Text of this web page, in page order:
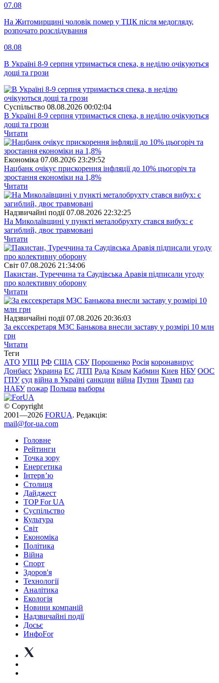
07.08
На Житомирщині чоловік помер у ТЦК після медогляду,
розпочато розслідування
08.08
В Україні 8-9 серпня утримається спека, в неділю очікуються
дощі та грози
Суспiльство 08.08.2026 00:02:04
В Україні 8-9 серпня утримається спека, в неділю очікуються
дощі та грози
Читати
Економіка 07.08.2026 23:29:52
Нацбанк очікує прискорення інфляції до 10% цьогоріч та
зростання економіки на 1,8%
Читати
Надзвичайні події 07.08.2026 22:32:25
На Миколаївщині у пункті металобрухту стався вибух: є
загиблий, двоє травмовані
Читати
Свiт 07.08.2026 21:34:06
Пакистан, Туреччина та Саудівська Аравія підписали угоду
про колективну оборону
Читати
Надзвичайні події 07.08.2026 20:36:03
За екссекретаря МЗС Банькова внесли заставу у розмірі 10 млн
грн
Читати
Теги
АТО УПЦ РФ США СБУ Порошенко Росія коронавирус
Донбасс Украина ЕС ДТП Рада Крым Кабмин Киев НБУ ООС
ГПУ суд війна в Україні санкции війна Путин Трамп газ
НАБУ пожар Польша выборы
© Copyright
2001—2026 FORUA. Редакція:
mail@for-ua.com
Головне
Рейтинги
Точка зору
Енергетика
Інтерв’ю
Столиця
Дайджест
TOP For UA
Суспiльство
Культура
Світ
Економіка
Політика
Війна
Спорт
Здоров'я
Технології
Аналітика
Екологія
Новини компаній
Надзвичайні події
Досьє
ИнфоFor